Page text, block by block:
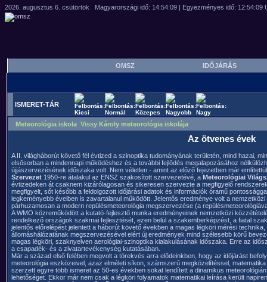
OMSZ IDŐJÁRÁS
ISMERET-TÁR
Meteorológia iskola Vissy Károly meteorológia iskolája
Az ötvenes évek
A II. világháborút követő fél évtized a szinoptika tudományának területén, mind hazai,
elsősorban a mindennapi működéshez és a további fejlődés megalapozásához
újjászervezésének időszaka volt. Nem véletlen - amint az előző fejezetben már
Szervezet 1950-re átalakul az ENSZ szakosított szervezetévé, a Meteorológiai
évtizedeken át csaknem kizárólagosan és sikeresen szervezte a megfigyelő
megfigyelt, sőt később a feldolgozott időjárási adatok és információk óramű
legkeményebb éveiben is zavartalanul működött. Jelentős eredménye volt a
párhuzamosan a modern repülésmeteorológia megszervezése (a
A WMO közreműködött a kutató-fejlesztő munka eredményeinek nemzetközi
rendelkező országok szakmai fejlesztését, ezen belül a szakemberképzést, a fiatal
jelentős előrelépést jelentett a háborút követő években a magas légköri mérési
állomáshálózatának megszervezésével elért új eredmények mind szélesebb körű
magas légköri, szaknyelven aerológiai-szinoptika kialakulásának időszaka. Erre az
a csapadék- és a zivatartevékenység kutatásában.
Már a század első felében megvolt a törekvés arra elődeinkben, hogy az időjárást
meteorológia eszközeivel, azaz elméleti síkon, számszerű megközelítéssel,
szerzett egyre több ismeret az 50-es években sokat lendített a dinamikus
lehetőséget. Ekkor már nem csak a légköri folyamatok matematikai leírása került